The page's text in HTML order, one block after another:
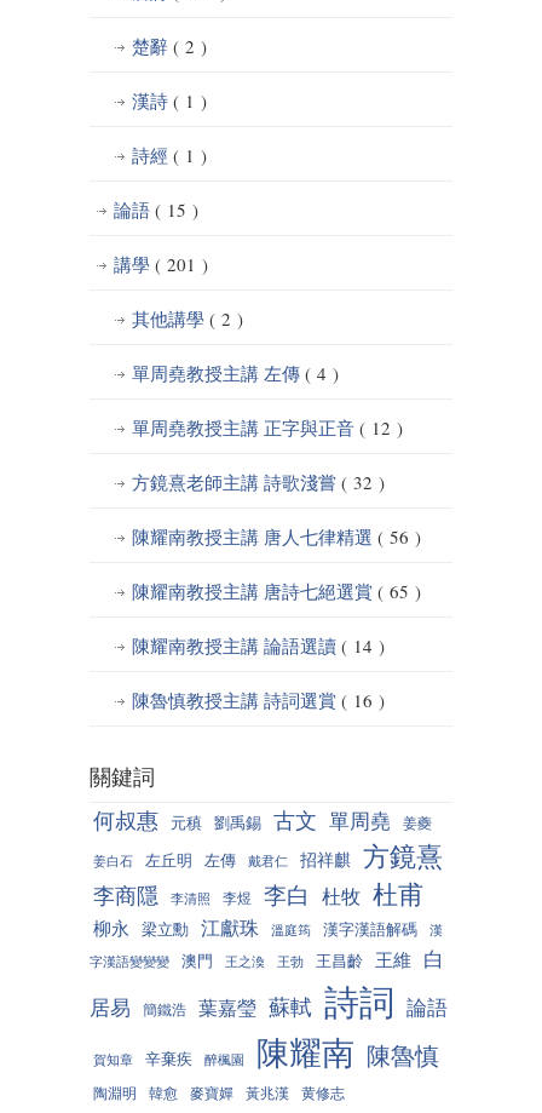
楚辭 ( 2 )
漢詩 ( 1 )
詩經 ( 1 )
論語 ( 15 )
講學 ( 201 )
其他講學 ( 2 )
單周堯教授主講 左傳 ( 4 )
單周堯教授主講 正字與正音 ( 12 )
方鏡熹老師主講 詩歌淺嘗 ( 32 )
陳耀南教授主講 唐人七律精選 ( 56 )
陳耀南教授主講 唐詩七絕選賞 ( 65 )
陳耀南教授主講 論語選讀 ( 14 )
陳魯慎教授主講 詩詞選賞 ( 16 )
關鍵詞
何叔惠 元稹 劉禹錫 古文 單周堯 姜夔
姜白石 左丘明 左傳 戴君仁 招祥麒 方鏡熹
李商隱 李清照 李煜 李白 杜牧 杜甫
柳永 梁立勳 江獻珠 溫庭筠 漢字漢語解碼
漢
字漢語變變變
澳門 王之渙 王勃 王昌齡 王維 白
居易
簡鐵浩 葉嘉瑩 蘇軾 詩詞 論語
賀知章 辛棄疾 醉楓園 陳耀南 陳魯慎
陶淵明 韓愈 麥寶嬋 黃兆漢 黄修志